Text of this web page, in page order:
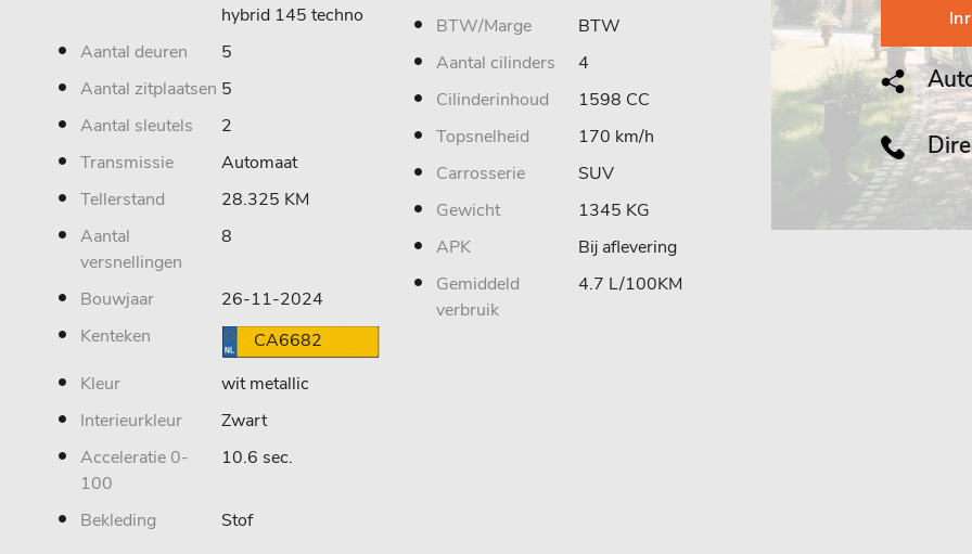
hybrid 145 techno
Aantal deuren
5
Aantal zitplaatsen 5
Aantal sleutels
2
Transmissie
Automaat
Tellerstand
28.325 KM
Aantal
versnellingen
8
Bouwjaar
26-11-2024
Kenteken
CA6682
Kleur
wit metallic
Interieurkleur
Zwart
Acceleratie 0-
100
10.6 sec.
Bekleding Stof
BTW/Marge
BTW
Aantal cilinders
4
Cilinderinhoud
1598 CC
Topsnelheid
170 km/h
Carrosserie
SUV
Gewicht
1345 KG
APK
Bij aflevering
Gemiddeld
verbruik
4.7 L/100KM